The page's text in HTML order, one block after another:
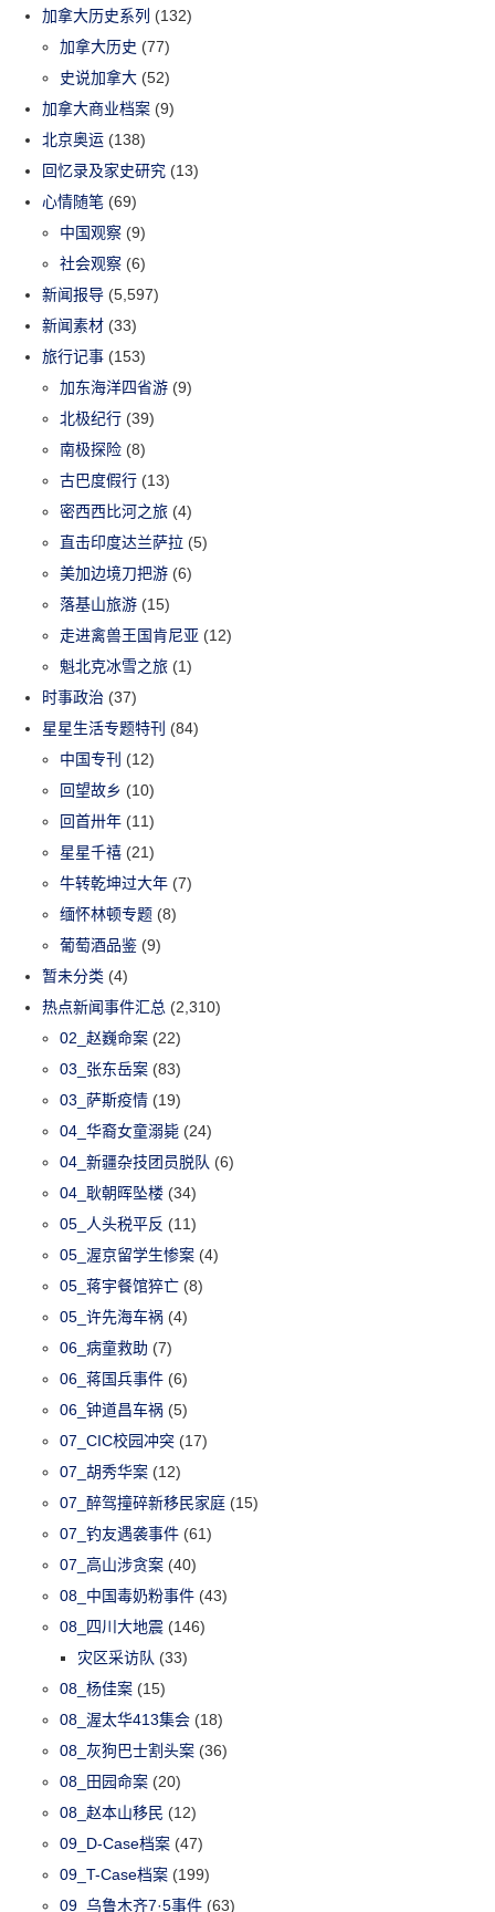
加拿大历史系列 (132)
加拿大历史 (77)
史说加拿大 (52)
加拿大商业档案 (9)
北京奥运 (138)
回忆录及家史研究 (13)
心情随笔 (69)
中国观察 (9)
社会观察 (6)
新闻报导 (5,597)
新闻素材 (33)
旅行记事 (153)
加东海洋四省游 (9)
北极纪行 (39)
南极探险 (8)
古巴度假行 (13)
密西西比河之旅 (4)
直击印度达兰萨拉 (5)
美加边境刀把游 (6)
落基山旅游 (15)
走进禽兽王国肯尼亚 (12)
魁北克冰雪之旅 (1)
时事政治 (37)
星星生活专题特刊 (84)
中国专刊 (12)
回望故乡 (10)
回首卅年 (11)
星星千禧 (21)
牛转乾坤过大年 (7)
缅怀林顿专题 (8)
葡萄酒品鉴 (9)
暂未分类 (4)
热点新闻事件汇总 (2,310)
02_赵巍命案 (22)
03_张东岳案 (83)
03_萨斯疫情 (19)
04_华裔女童溺毙 (24)
04_新疆杂技团员脱队 (6)
04_耿朝晖坠楼 (34)
05_人头税平反 (11)
05_渥京留学生惨案 (4)
05_蒋宇餐馆猝亡 (8)
05_许先海车祸 (4)
06_病童救助 (7)
06_蒋国兵事件 (6)
06_钟道昌车祸 (5)
07_CIC校园冲突 (17)
07_胡秀华案 (12)
07_醉驾撞碎新移民家庭 (15)
07_钓友遇袭事件 (61)
07_高山涉贪案 (40)
08_中国毒奶粉事件 (43)
08_四川大地震 (146)
灾区采访队 (33)
08_杨佳案 (15)
08_渥太华413集会 (18)
08_灰狗巴士割头案 (36)
08_田园命案 (20)
08_赵本山移民 (12)
09_D-Case档案 (47)
09_T-Case档案 (199)
09_乌鲁木齐7·5事件 (63)